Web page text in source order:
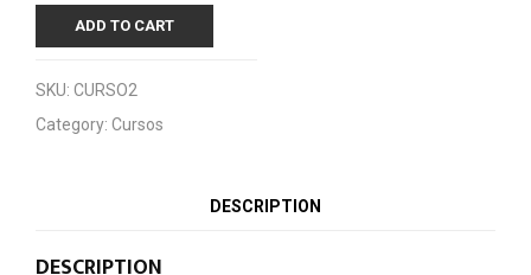
Curso
ADD TO CART
SKU: CURSO2
Category: Cursos
DESCRIPTION
DESCRIPTION